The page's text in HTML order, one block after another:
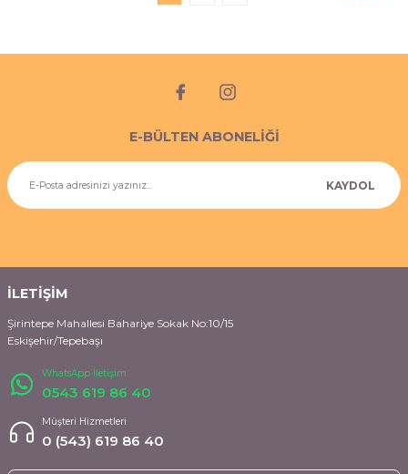
E-BÜLTEN ABONELİĞİ
KAYDOL
İLETİŞİM
Şirintepe Mahallesi Bahariye Sokak No:10/15
Eskişehir/Tepebaşı
WhatsApp İletişim
0543 619 86 40
Müşteri Hizmetleri
0 (543) 619 86 40